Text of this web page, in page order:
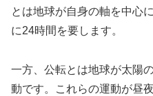
とは地球が自身の軸を中心
に24時間を要します。
一方、公転とは地球が太陽
動です。これらの運動が昼